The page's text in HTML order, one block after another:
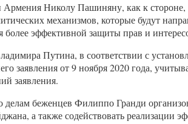
Николу Пашиняну, как к стороне,
механизмов, которые будут
эффективной защиты прав и
Путина, в соответствии с
заявления от 9 ноября 2020 года,
заявления.
беженцев Филиппо Гранди
а также содействовать